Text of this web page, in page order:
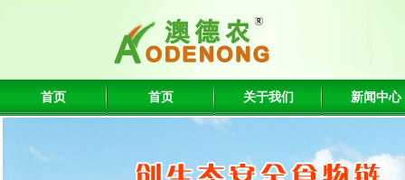
首页 首页 关于我们 新闻中心